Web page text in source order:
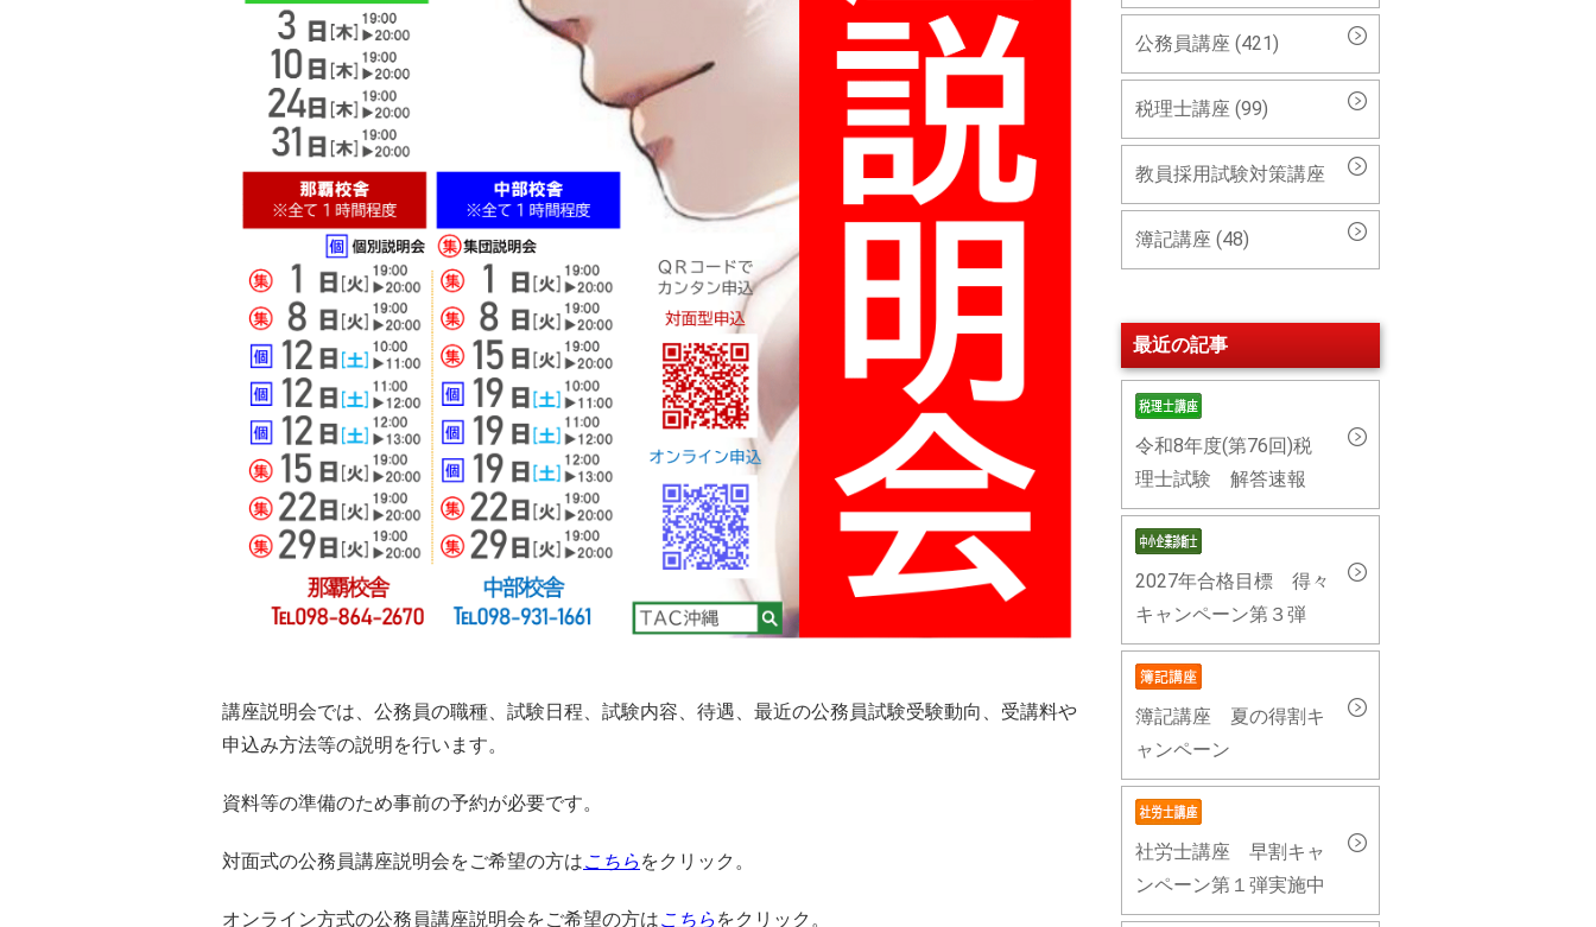
講座説明会では、公務員の職種、試験日程、試験内容、待遇、最近の公務員試験受験動向、受講料や
申込み方法等の説明を行います。
資料等の準備のため事前の予約が必要です。
対面式の公務員講座説明会をご希望の方はこちら をクリック。
オンライン方式の公務員講座説明会をご希望の方はこちら をクリック。
公務員講座 (421)
税理士講座 (99)
教員採用試験対策講座
簿記講座 (48)
最近の記事
令和8年度(第76回)税
理士試験 解答速報
2027年合格目標 得々
キャンペーン第３弾
簿記講座 夏の得割キ
ャンペーン
社労士講座 早割キャ
ンペーン第１弾実施中